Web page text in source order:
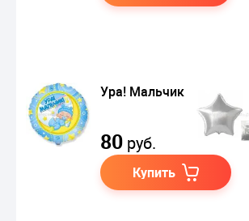
Ура! Мальчик! 46 см
80 руб.
Купить